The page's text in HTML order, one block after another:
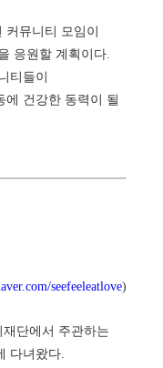
뮤니티 모임이
응원할 계획이다.
티들이
에 건강한 동력이 될
seefeeleatlove)
단에서 주관하는
다녀왔다.